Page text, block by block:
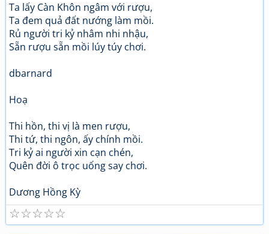
Ta lấy Càn Khôn ngâm với rượu,
Ta đem quả đất nướng làm mồi.
Rủ người tri kỷ nhâm nhi nhậu,
Sẵn rượu sẵn mồi lúy túy chơi.
dbarnard
Hoạ
Thi hồn, thi vị là men rượu,
Thi tứ, thi ngôn, ấy chính mồi.
Tri kỷ ai người xin cạn chén,
Quên đời ô trọc uống say chơi.
Dương Hồng Kỳ
☆
☆
☆
☆
☆